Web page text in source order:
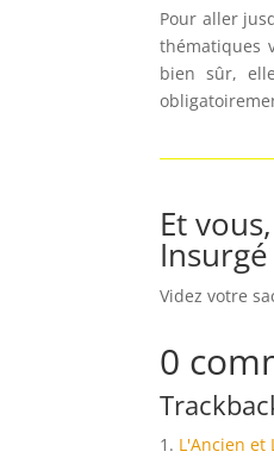
Pour aller
thématiques
bien sûr,
Et
Videz votre
0
L'Ancien et